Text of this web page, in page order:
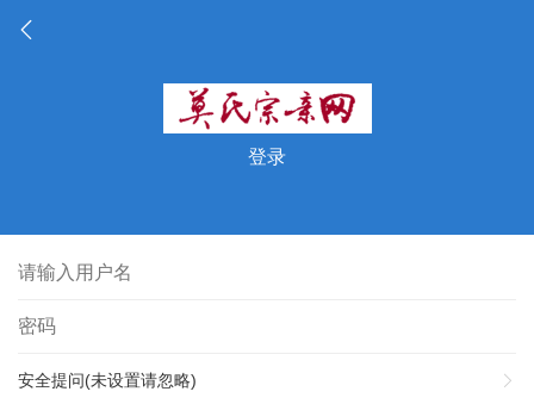
登录
安全提问(未设置请忽略)